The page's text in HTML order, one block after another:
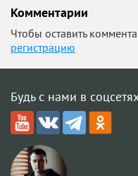
Комментарии
Чтобы оставить
регистрацию
Будь с нами в